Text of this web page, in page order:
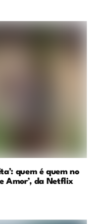
quem é quem no
Amor’, da Netflix